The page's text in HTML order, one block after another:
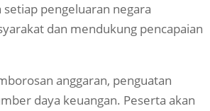
pengeluaran negara
dan mendukung pencapaian
anggaran, penguatan
daya keuangan. Peserta akan